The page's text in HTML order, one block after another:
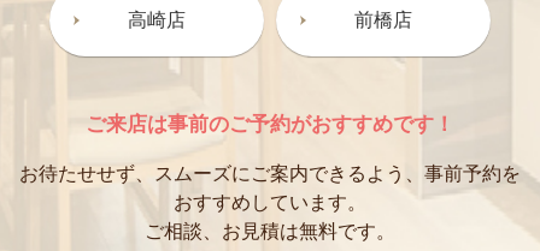
高崎店 前橋店
ご来店は事前のご予約がおすすめです！
お待たせせず、スムーズにご案内できるよう、事前予約を
おすすめしています。
ご相談、お見積は無料です。